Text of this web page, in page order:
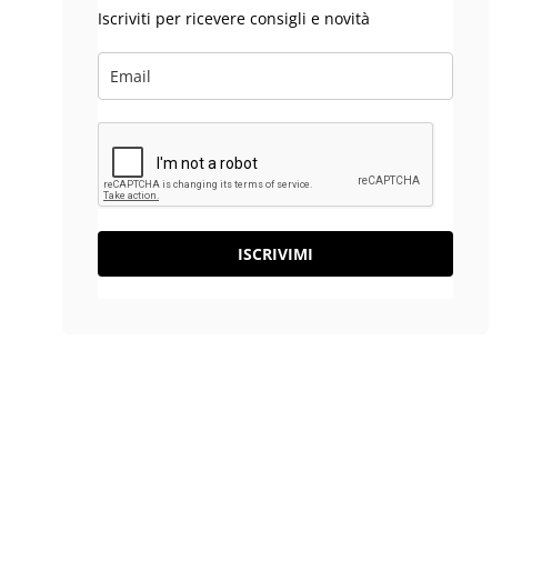
Iscriviti per ricevere consigli e novità
ISCRIVIMI